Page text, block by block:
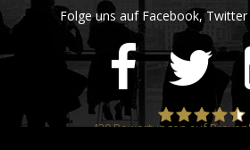
Folge uns auf Facebook,
420Bewertungen auf